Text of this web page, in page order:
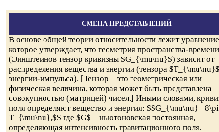
СМЕНА ПРЕДСТАВЛЕНИЙ
В основе общей теории относительности лежит
которое утверждает, что геометрия пространства-времени
(Эйнштейнов тензор кривизны $G_{\mu\nu}$) зависит от
распределения вещества и энергии (тензора $T_{\mu\nu}$
энергии-импульса). [Тензор – это геометрическая или
физическая величина, которая может быть представлена
совокупностью (матрицей) чисел.] Иными словами,
поля определяют вещество и энергия: $$G_{\mu\nu}
T_{\mu\nu},$$ где $G$ – ньютоновская постоянная,
определяющая интенсивность гравитационного поля.